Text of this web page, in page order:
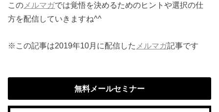
この メルマガでは覚悟を決めるためのヒントや選択の仕
方を配信していきますね^^
※この記事は2019年10月に配信した メルマガ記事です
無料メールセミナー